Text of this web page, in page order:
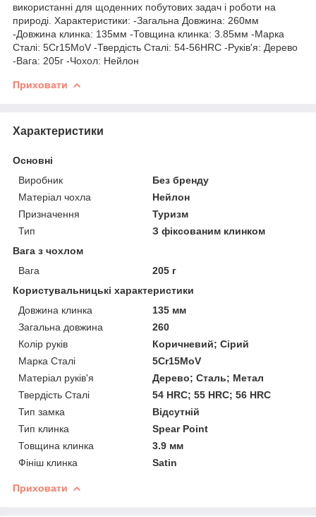
використанні для щоденних побутових задач і роботи на
природі. Характеристики: -Загальна Довжина: 260мм
-Довжина клинка: 135мм -Товщина клинка: 3.85мм -Марка
Сталі: 5Cr15MoV -Твердість Сталі: 54-56HRC -Руків'я: Дерево
-Вага: 205г -Чохол: Нейлон
Приховати
Характеристики
Основні
Виробник
Без бренду
Матеріал чохла
Нейлон
Призначення
Туризм
Тип
З фіксованим клинком
Вага з чохлом
Вага
205 г
Користувальницькі характеристики
Довжина клинка
135 мм
Загальна довжина
260
Колір руків
Коричневий; Сірий
Марка Сталі
5Cr15MoV
Матеріал руків'я
Дерево; Сталь; Метал
Твердість Сталі
54 HRC; 55 HRC; 56 HRC
Тип замка
Відсутній
Тип клинка
Spear Point
Товщина клинка
3.9 мм
Фініш клинка
Satin
Приховати